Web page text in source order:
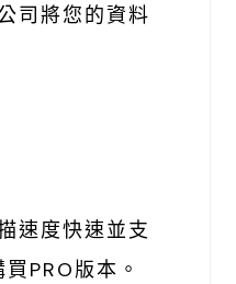
司將您的資料
速度快速並支
PRO版本。